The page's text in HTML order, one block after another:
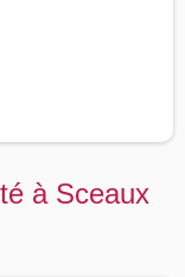
à Sceaux